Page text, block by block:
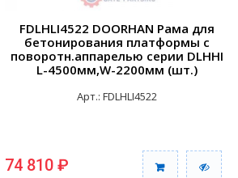
FDLHLI4522 DOORHAN Рама для
бетонирования платформы с
поворотн.аппарелью серии DLHHI
L-4500мм,W-2200мм (шт.)
Арт.: FDLHLI4522
74 810 ₽